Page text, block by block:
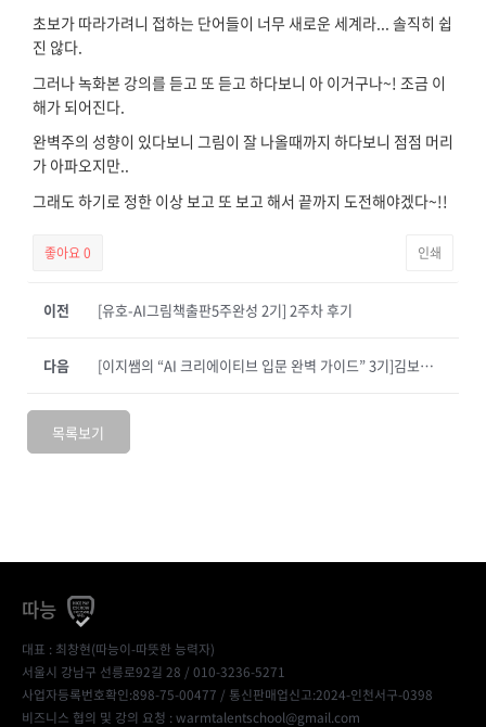
초보가 따라가려니 접하는 단어들이 너무 새로운 세계라... 솔직히 쉽
진 않다.
그러나 녹화본 강의를 듣고 또 듣고 하다보니 아 이거구나~! 조금 이
해가 되어진다.
완벽주의 성향이 있다보니 그림이 잘 나올때까지 하다보니 점점 머리
가 아파오지만..
그래도 하기로 정한 이상 보고 또 보고 해서 끝까지 도전해야겠다~!!
좋아요0 인쇄
이전 [유호-AI그림책출판5주완성 2기] 2주차 후기
[이지쌤의 “AI 크리에이티브 입문 완벽 가이드” 3기]김보연_2주차
다음
목록보기
따능
대표 : 최창현(따능이-따뜻한 능력자)
서울시 강남구 선릉로92길 28 / 010-3236-5271
사업자등록번호확인:898-75-00477 / 통신판매업신고:2024-인천서구-0398
비즈니스 협의 및 강의 요청 : warmtalentschool@gmail.com